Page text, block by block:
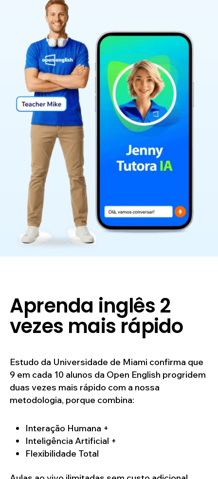
Aprenda inglês 2
vezes mais rápido
Estudo da Universidade de Miami confirma que
9 em cada 10 alunos da Open English progridem
duas vezes mais rápido com a nossa
metodologia, porque combina:
Interação Humana +
Inteligência Artificial +
Flexibilidade Total